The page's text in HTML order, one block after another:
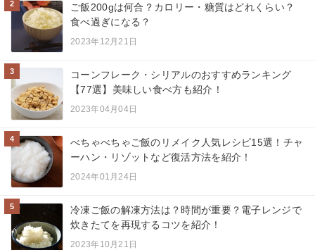
2
ご飯200gは何合？カロリー・糖質はどれくらい？
食べ過ぎになる？
2023年12月21日
3
コーンフレーク・シリアルのおすすめランキング
【77選】美味しい食べ方も紹介！
2023年04月04日
4
べちゃべちゃご飯のリメイク人気レシピ15選！チャ
ーハン・リゾットなど復活方法を紹介！
2024年01月24日
5
冷凍ご飯の解凍方法は？時間が重要？電子レンジで
炊きたてを再現するコツを紹介！
2023年10月21日